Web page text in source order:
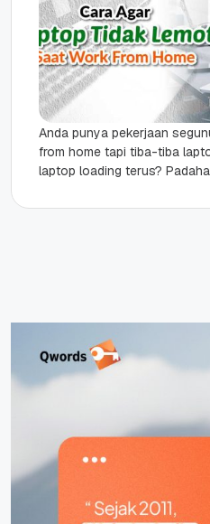
Anda punya pekerjaan
from home tapi tiba-tiba
laptop loading terus?
saja,...